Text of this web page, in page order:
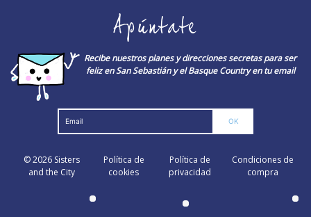
Apúntate
Recibe nuestros planes y direcciones secretas para ser
feliz en San Sebastián y el Basque Country en tu email
© 2026 Sisters
and the City
Política de
cookies
Política de
privacidad
Condiciones de
compra